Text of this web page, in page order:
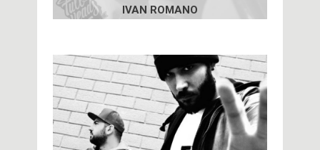
IVAN ROMANO